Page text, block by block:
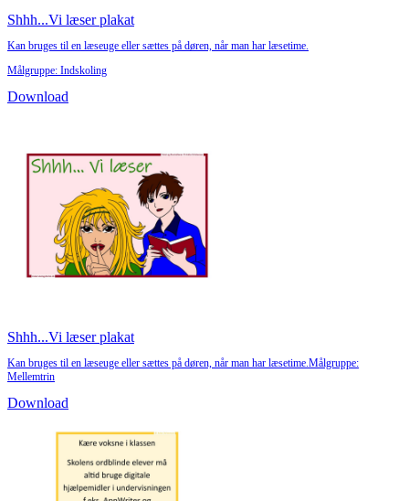
Shhh...Vi læser plakat
Kan bruges til en læseuge eller sættes på døren, når man har læsetime.
Målgruppe: Indskoling
Download
Shhh...Vi læser plakat
Kan bruges til en læseuge eller sættes på døren, når man har læsetime.Målgruppe:
Mellemtrin
Download